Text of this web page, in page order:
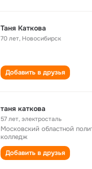
Таня Каткова
70 лет, Новосибирск
Добавить в друзья
таня каткова
57 лет,электросталь
Московский областной
колледж
Добавить в друзья